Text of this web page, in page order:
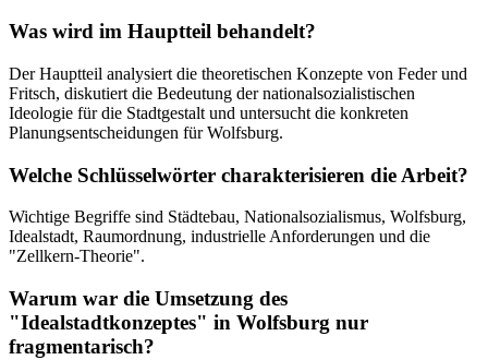
Was wird im Hauptteil behandelt?
Der Hauptteil analysiert die theoretischen Konzepte von Feder und
Fritsch, diskutiert die Bedeutung der nationalsozialistischen
Ideologie für die Stadtgestalt und untersucht die konkreten
Planungsentscheidungen für Wolfsburg.
Welche Schlüsselwörter charakterisieren die Arbeit?
Wichtige Begriffe sind Städtebau, Nationalsozialismus, Wolfsburg,
Idealstadt, Raumordnung, industrielle Anforderungen und die
"Zellkern-Theorie".
Warum war die Umsetzung des
"Idealstadtkonzeptes" in Wolfsburg nur
fragmentarisch?